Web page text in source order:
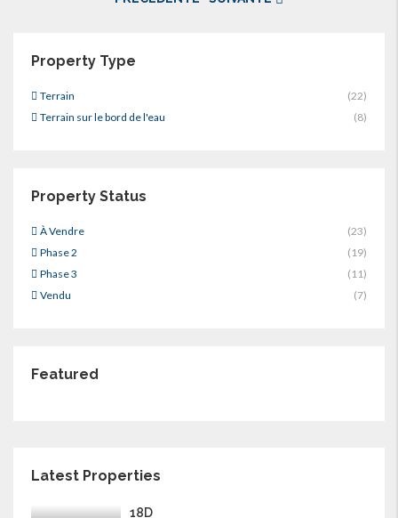
Property Type
Terrain
(22)
Terrain sur le bord de l'eau
(8)
Property Status
À Vendre
(23)
Phase 2
(19)
Phase 3
(11)
Vendu
(7)
Featured
Latest Properties
18D